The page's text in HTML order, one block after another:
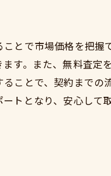
とで市場価格を把握
す。また、無料査定
ことで、契約までの
トとなり、安心して